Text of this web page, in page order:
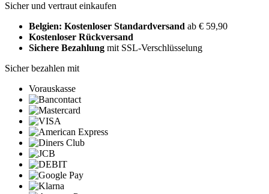
Sicher und vertraut einkaufen
Belgien: Kostenloser Standardversand ab € 59,90
Kostenloser Rückversand
Sichere Bezahlung mit SSL-Verschlüsselung
Sicher bezahlen mit
Vorauskasse